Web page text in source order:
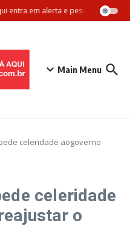
entra em alerta e pesca pode ser
Main Menu
celeridade aogoverno
celeridade
o